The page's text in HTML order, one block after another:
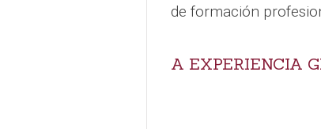
de formación
A EXPERIENCIA